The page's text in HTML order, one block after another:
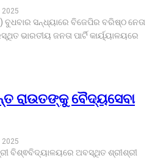
2025
ସନ୍ଧ୍ୟାରେ ବିଜେପିର ବରିଷ୍ଠ ନେତା
ଭାରତୀୟ ଜନତା ପାର୍ଟି କାର୍ୟ୍ୟାଳୟରେ
ରାଉତଙ୍କୁ ବୈଦ୍ୟସେବା
2025
ବିଶ୍ଵବିଦ୍ୟାଳୟରେ ଅବସ୍ଥିତ ଶ୍ରୀଶ୍ରୀ